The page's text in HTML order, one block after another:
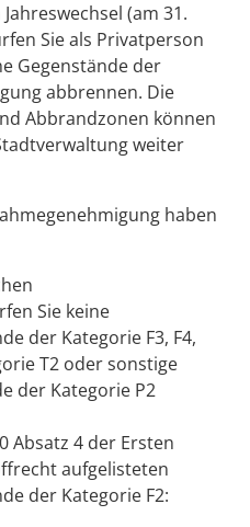
(am 31.
Sie als Privatperson
Gegenstände der
abbrennen. Die
Abbrandzonen können
weiter
haben
Sie keine
der Kategorie F3, F4,
T2 oder sonstige
der Kategorie P2
Absatz 4 der Ersten
aufgelisteten
der Kategorie F2: